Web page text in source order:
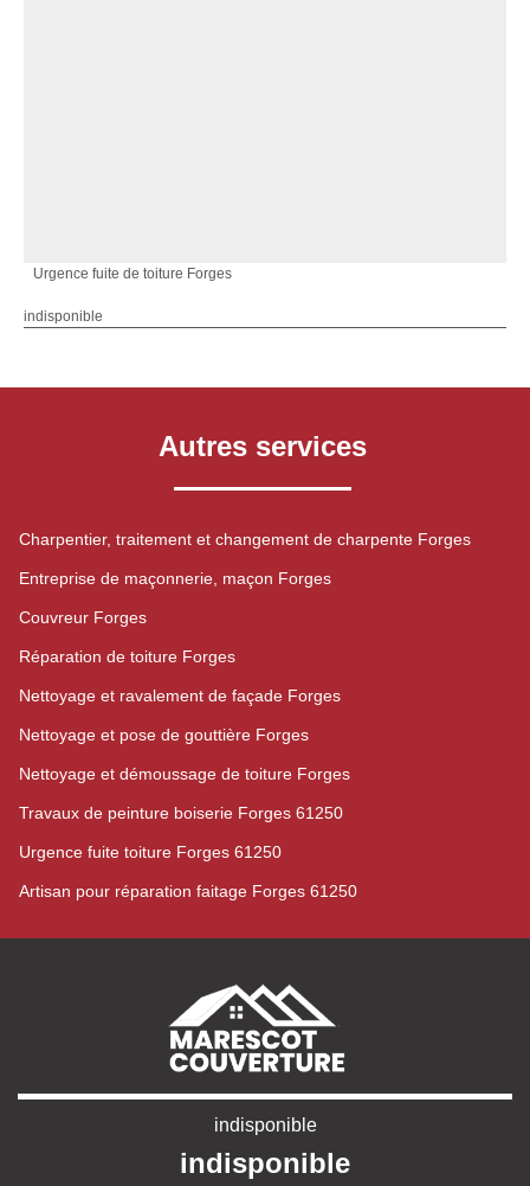
Urgence fuite de toiture Forges
indisponible
Autres services
Charpentier, traitement et changement de charpente Forges
Entreprise de maçonnerie, maçon Forges
Couvreur Forges
Réparation de toiture Forges
Nettoyage et ravalement de façade Forges
Nettoyage et pose de gouttière Forges
Nettoyage et démoussage de toiture Forges
Travaux de peinture boiserie Forges 61250
Urgence fuite toiture Forges 61250
Artisan pour réparation faitage Forges 61250
indisponible
indisponible